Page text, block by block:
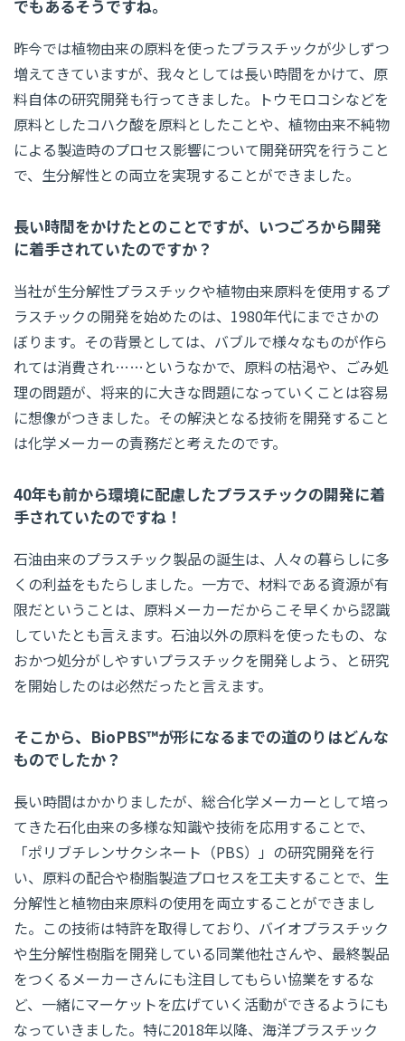
でもあるそうですね。
昨今では植物由来の原料を使ったプラスチックが少しずつ
増えてきていますが、我々としては長い時間をかけて、原
料自体の研究開発も行ってきました。トウモロコシなどを
原料としたコハク酸を原料としたことや、植物由来不純物
による製造時のプロセス影響について開発研究を行うこと
で、生分解性との両立を実現することができました。
長い時間をかけたとのことですが、いつごろから開発
に着手されていたのですか？
当社が生分解性プラスチックや植物由来原料を使用するプ
ラスチックの開発を始めたのは、1980年代にまでさかの
ぼります。その背景としては、バブルで様々なものが作ら
れては消費され……というなかで、原料の枯渇や、ごみ処
理の問題が、将来的に大きな問題になっていくことは容易
に想像がつきました。その解決となる技術を開発すること
は化学メーカーの責務だと考えたのです。
40年も前から環境に配慮したプラスチックの開発に着
手されていたのですね！
石油由来のプラスチック製品の誕生は、人々の暮らしに多
くの利益をもたらしました。一方で、材料である資源が有
限だということは、原料メーカーだからこそ早くから認識
していたとも言えます。石油以外の原料を使ったもの、な
おかつ処分がしやすいプラスチックを開発しよう、と研究
を開始したのは必然だったと言えます。
そこから、BioPBS™が形になるまでの道のりはどんな
ものでしたか？
長い時間はかかりましたが、総合化学メーカーとして培っ
てきた石化由来の多様な知識や技術を応用することで、
「ポリブチレンサクシネート（PBS）」の研究開発を行
い、原料の配合や樹脂製造プロセスを工夫することで、生
分解性と植物由来原料の使用を両立することができまし
た。この技術は特許を取得しており、バイオプラスチック
や生分解性樹脂を開発している同業他社さんや、最終製品
をつくるメーカーさんにも注目してもらい協業をするな
ど、一緒にマーケットを広げていく活動ができるようにも
なっていきました。特に2018年以降、海洋プラスチック